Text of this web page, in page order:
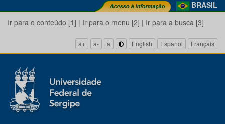
BRASIL
Ir para o conteúdo [1] | Ir para o menu [2] | Ir para a busca [3]
a+ a- a English Español Français